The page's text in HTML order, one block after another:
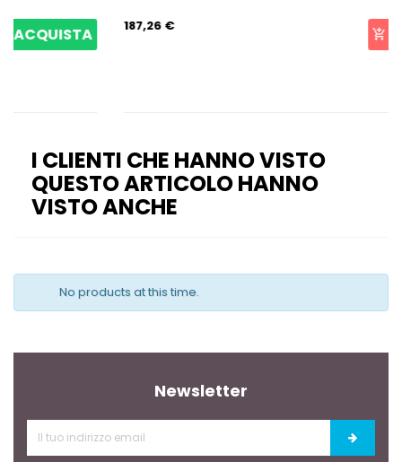
187,26 €
I CLIENTI CHE HANNO VISTO
QUESTO ARTICOLO HANNO
VISTO ANCHE
No products at this time.
Newsletter